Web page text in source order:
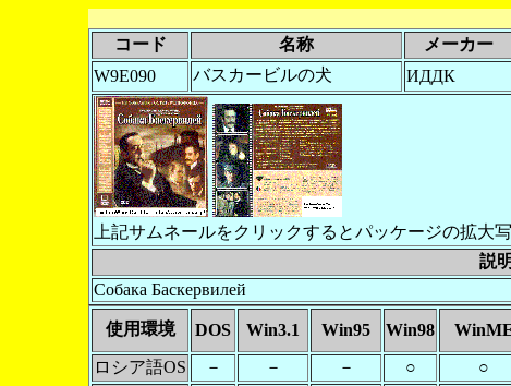
コード 名称 メーカー
W9E090
バスカービルの犬 ИДДК
上記サムネールをクリックするとパッケージの拡大
説明
Собака Баскервилей
使用環境 DOS Win3.1 Win95 Win98
ロシア語OS
－ － － ○ ○